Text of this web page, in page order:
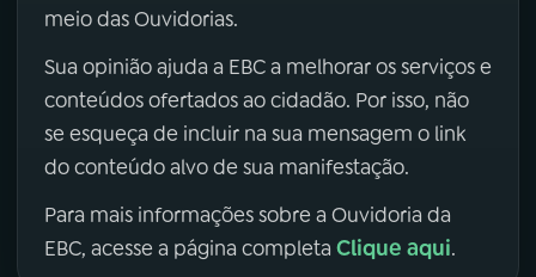
meio das Ouvidorias.
Sua opinião ajuda a EBC a melhorar os serviços e
conteúdos ofertados ao cidadão. Por isso, não
se esqueça de incluir na sua mensagem o link
do conteúdo alvo de sua manifestação.
Para mais informações sobre a Ouvidoria da
EBC, acesse a página completa Clique aqui.